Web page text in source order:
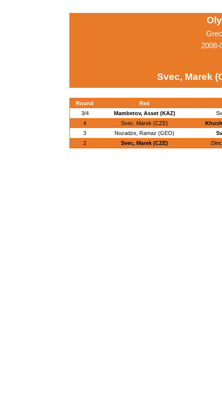
2008-
Svec, Marek
Round
Red
3/4
Mambetov, Asset (KAZ)
4
Svec, Marek (CZE)
3
Nozadze, Ramaz (GEO)
2
Svec, Marek (CZE)